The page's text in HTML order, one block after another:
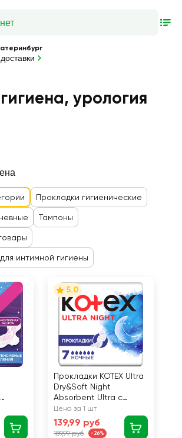
урология
Прокладки гигиенические
Тампоны
интимной гигиены
5.0
Прокладки KOTEX Ultra
Dry&Soft Night
Absorbent Ultra с
крылышками, 7шт
Цена за 1 шт
139,99 руб
189,99 руб -26%